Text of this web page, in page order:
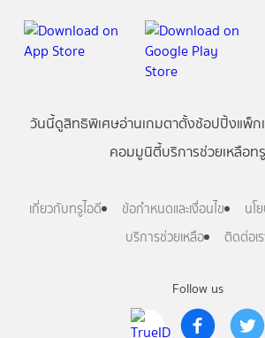
Follow us
วันนี้ดูสิทธิพิเศษอ่านเกมตาตั้งช้อปปิ้งแพ็ก
คอมมูนิตี้บริการช่วยเหลือท
เกี่ยวกับทรูไอดี ข้อกำหนดและเงื่อนไข
นโ
บริการช่วยเหลือ
ติดต่อเ